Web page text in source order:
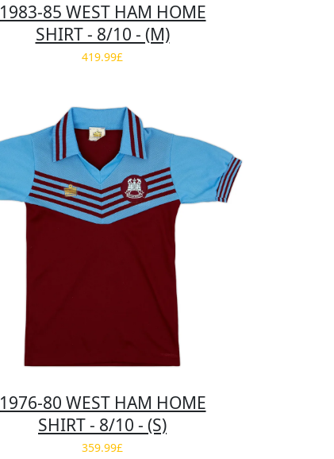
1983-85 WEST HAM HOME
SHIRT - 8/10 - (M)
419.99£
1976-80 WEST HAM HOME
SHIRT - 8/10 - (S)
359.99£